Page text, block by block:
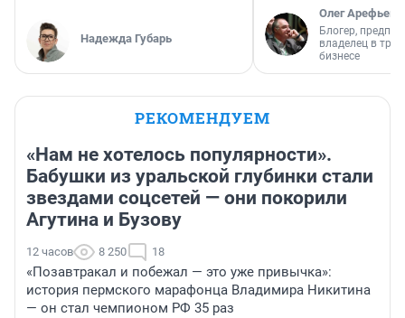
Надежда Губарь
Олег Арефьев
Блогер,
владелец в
бизнесе
РЕКОМЕНДУЕМ
«Нам не хотелось популярности».
Бабушки из уральской глубинки стали
звездами соцсетей — они покорили
Агутина и Бузову
12 часов 8 250 18
«Позавтракал и побежал — это уже привычка»:
история пермского марафонца Владимира Никитина
— он стал чемпионом РФ 35 раз